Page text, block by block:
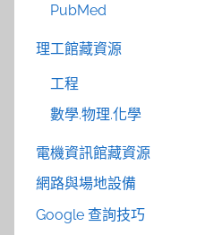
PubMed
理工館藏資源
工程
數學.物理.化學
電機資訊館藏資源
網路與場地設備
Google 查詢技巧